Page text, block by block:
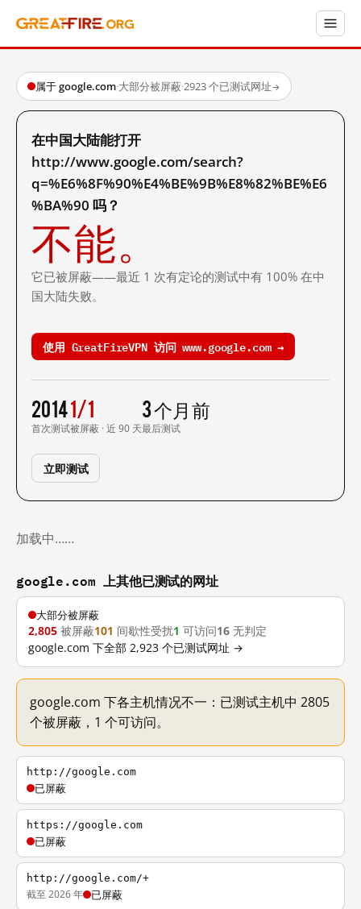
属于 google.com·大部分被屏蔽·2923 个已测试网址→
在中国大陆能打开
http://www.google.com/search?
q=%E6%8F%90%E4%BE%9B%E8%82%BE%E6
%BA%90 吗？
不能。
它已被屏蔽——最近 1 次有定论的测试中有 100% 在中
国大陆失败。
使用 GreatFireVPN 访问 www.google.com →
2014
首次测试
1/1
被屏蔽 · 近 90 天
3 个月前
最后测试
立即测试
加载中……
google.com 上其他已测试的网址
大部分被屏蔽
2,805 被屏蔽101 间歇性受扰1 可访问16 无判定
google.com 下全部 2,923 个已测试网址 →
google.com 下各主机情况不一：已测试主机中 2805
个被屏蔽，1 个可访问。
http://google.com
已屏蔽
https://google.com
已屏蔽
http://google.com/+
截至 2026 年 已屏蔽